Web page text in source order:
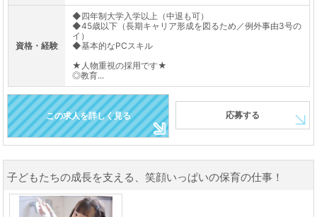
資格・経験
◆四年制大学入学以上（中退も可）
◆45歳以下（長期キャリア形成を図るため／例外事由3号の
イ）
◆基本的なPCスキル
★人物重視の採用です★
◎教育...
この求人を詳しく見る 応募する
子どもたちの成長を支える、笑顔いっぱいの保育の仕事！